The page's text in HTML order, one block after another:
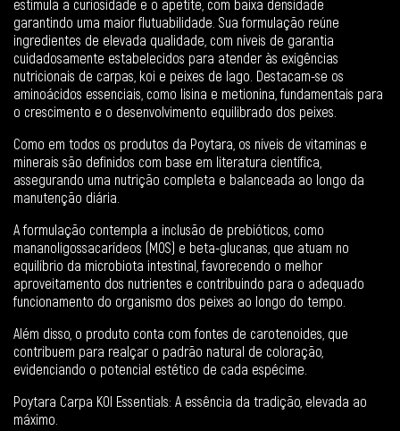
estimula a curiosidade e o apetite, com baixa densidade
garantindo uma maior flutuabilidade. Sua formulação reúne
ingredientes de elevada qualidade, com níveis de garantia
cuidadosamente estabelecidos para atender às exigências
nutricionais de carpas, koi e peixes de lago. Destacam-se os
aminoácidos essenciais, como lisina e metionina, fundamentais para
o crescimento e o desenvolvimento equilibrado dos peixes.
Como em todos os produtos da Poytara, os níveis de vitaminas e
minerais são definidos com base em literatura científica,
assegurando uma nutrição completa e balanceada ao longo da
manutenção diária.
A formulação contempla a inclusão de prebióticos, como
mananoligossacarídeos (MOS) e beta-glucanas, que atuam no
equilíbrio da microbiota intestinal, favorecendo o melhor
aproveitamento dos nutrientes e contribuindo para o adequado
funcionamento do organismo dos peixes ao longo do tempo.
Além disso, o produto conta com fontes de carotenoides, que
contribuem para realçar o padrão natural de coloração,
evidenciando o potencial estético de cada espécime.
Poytara Carpa KOI Essentials: A essência da tradição, elevada ao
máximo.